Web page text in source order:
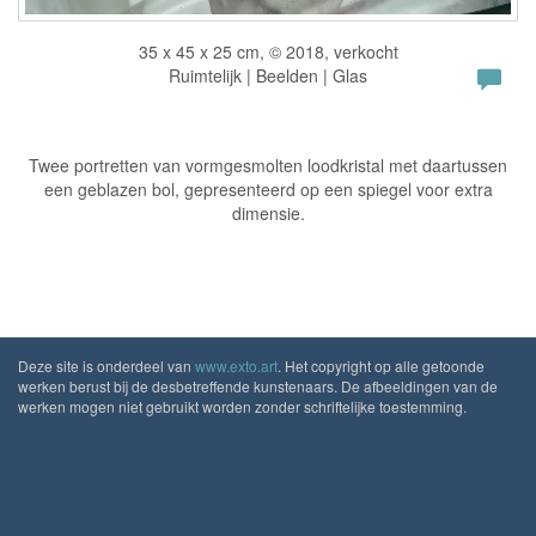
35 x 45 x 25 cm, © 2018, verkocht
Ruimtelijk | Beelden | Glas
Twee portretten van vormgesmolten loodkristal met daartussen
een geblazen bol, gepresenteerd op een spiegel voor extra
dimensie.
Deze site is onderdeel van www.exto.art. Het copyright op alle getoonde
werken berust bij de desbetreffende kunstenaars. De afbeeldingen van de
werken mogen niet gebruikt worden zonder schriftelijke toestemming.